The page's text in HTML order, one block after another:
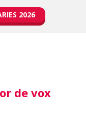
2026
de vox